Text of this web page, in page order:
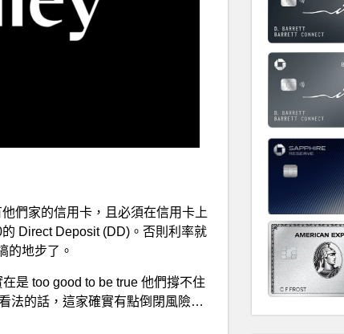
們家的信用卡，且必須在信用卡上
Direct Deposit (DD)。否則利率就
的地步了。
是 too good to be true 他們撐不住
法的話，這家確實有點倒閉風險…